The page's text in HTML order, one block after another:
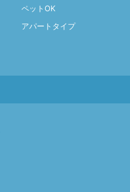
ペットOK
アパートタイプ